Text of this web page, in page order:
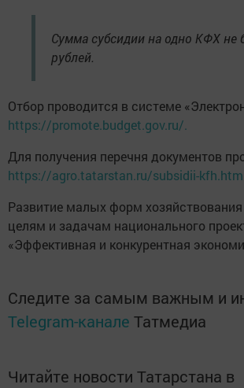
Сумма субсидии на одно КФХ не
рублей.
Отбор проводится в системе
https://promote.budget.gov.ru/.
Для получения перечня документов
https://agro.tatarstan.ru/subsidii-
Развитие малых форм
целям и задачам национального
«Эффективная и конкурентная
Следите за самым важным и
Telegram-канале Татмедиа
Читайте новости Татарстана в